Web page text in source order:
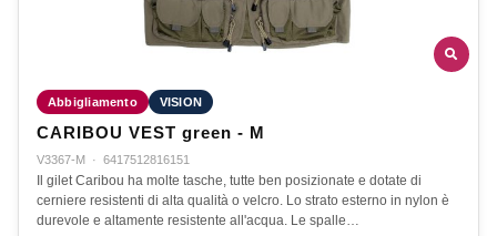
Abbigliamento VISION
CARIBOU VEST green - M
V3367-M · 6417512816151
Il gilet Caribou ha molte tasche, tutte ben posizionate e dotate di
cerniere resistenti di alta qualità o velcro. Lo strato esterno in nylon è
durevole e altamente resistente all'acqua. Le spalle…